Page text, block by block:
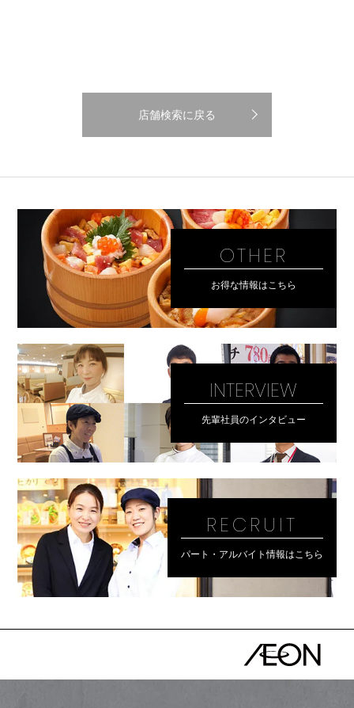
店舗検索に戻る
OTHER
お得な情報はこちら
INTERVIEW
先輩社員のインタビュー
RECRUIT
パート・アルバイト情報はこちら